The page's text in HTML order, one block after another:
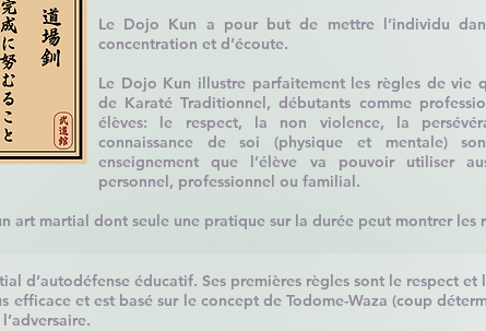
Le Dojo Kun a pour but de mettre l’individu
concentration et d’écoute.
Le Dojo Kun illustre parfaitement les règles de vie
de Karaté Traditionnel, débutants comme
élèves: le respect, la non violence, la
connaissance de soi (physique et mentale)
enseignement que l’élève va pouvoir utiliser
personnel, professionnel ou familial.
art martial dont seule une pratique sur la durée peut montrer les
d’autodéfense éducatif. Ses premières règles sont le respect et
efficace et est basé sur le concept de Todome-Waza (coup